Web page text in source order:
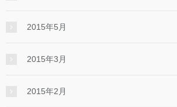
2015年5月
2015年3月
2015年2月